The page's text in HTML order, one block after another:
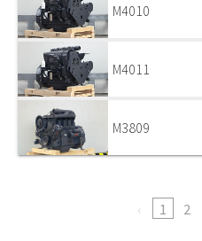
M4010
M4011
M3809
1 2